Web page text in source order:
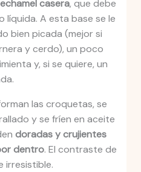
casera, que debe
líquida. A esta base se le
bien picada (mejor si
y cerdo), un poco
y, si se quiere, un
las croquetas, se
y se fríen en aceite
doradas y crujientes
dentro. El contraste de
irresistible.